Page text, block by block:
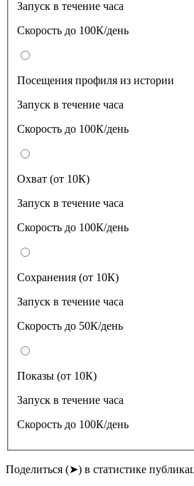
Запуск в течение часа
Скорость до 100К/день
Посещения профиля из истории
Запуск в течение часа
Скорость до 100К/день
Охват (от 10К)
Запуск в течение часа
Скорость до 100К/день
Сохранения (от 10К)
Запуск в течение часа
Скорость до 50К/день
Показы (от 10К)
Запуск в течение часа
Скорость до 100К/день
Поделиться (➤) в статистике